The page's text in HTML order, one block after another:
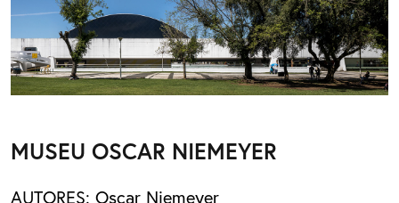
MUSEU OSCAR NIEMEYER
AUTORES: Oscar Niemeyer